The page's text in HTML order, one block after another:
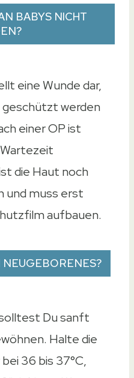
BABYS NICHT
eine Wunde dar,
geschützt werden
einer OP ist
die Haut noch
und muss erst
aufbauen.
Du sanft
Halte die
36 bis 37°C,